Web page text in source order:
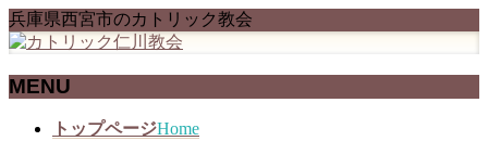
兵庫県西宮市のカトリック教会
MENU
トップページHome